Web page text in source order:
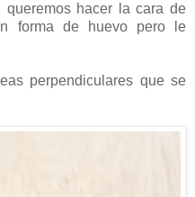
hacer la cara de
forma de huevo pero le
perpendiculares que se